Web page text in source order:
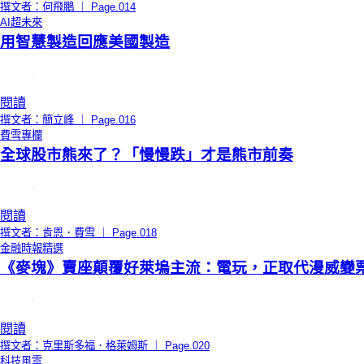
撰文者：何飛鵬 ｜ Page.014
AI超未來
用智慧製造回應美國製造
閱讀
撰文者：簡立峰 ｜ Page.016
費雪專欄
全球股市熊來了？「慢慢跌」才是熊市前奏
閱讀
撰文者：肯恩．費雪 ｜ Page.018
金融時報精選
《麥塊》賣座顛覆好萊塢主流：電玩，正取代漫威變
閱讀
撰文者：克里斯多福．格萊姆斯 ｜ Page.020
科技風雲